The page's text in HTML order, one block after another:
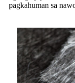
pagkahuman sa